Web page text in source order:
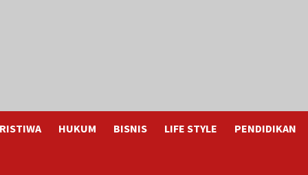
HUKUM BISNIS LIFE STYLE PENDIDIKAN